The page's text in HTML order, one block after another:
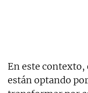
En este contexto,
están optando